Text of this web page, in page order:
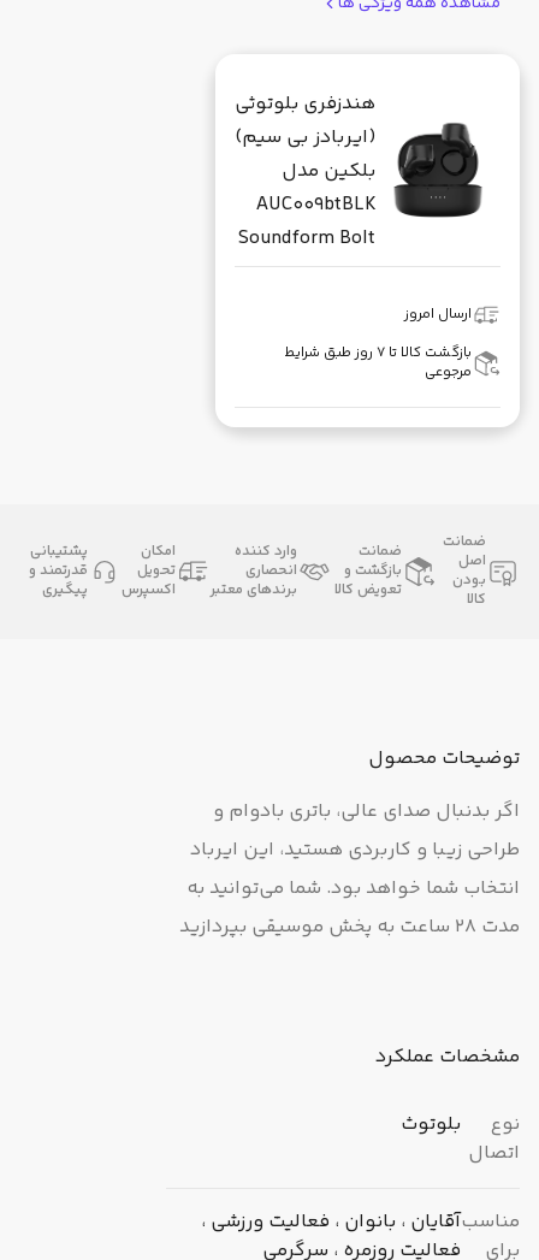
هندزفری بلوتوثی
(ایربادز بی‌ سیم)
بلکین مدل
AUC009btBLK
Soundform Bolt
ارسال امروز
بازگشت کالا تا ۷ روز طبق شرایط
مرجوعی
ضمانت
اصل
بودن
کالا
ضمانت
بازگشت و
تعویض کالا
وارد کننده
انحصاری
برندهای معتبر
امکان
تحویل
اکسپرس
پشتیبانی
قدرتمند و
پیگیری
توضیحات محصول
اگر بدنبال صدای عالی، باتری بادوام و
طراحی زیبا و کاربردی هستید، این ایرباد
انتخاب شما خواهد بود. شما می‌توانید به
مدت 28 ساعت به پخش موسیقی بپردازید
بدون قطع و وصل لذت ببرید. طراحی
و پیوسته از آن را فراهم کرده است.
استفاده در شرایط بارانی جلوگیری می‌کنند.
مشخصات عملکرد
نوع
اتصال
بلوتوث
مناسب
برای
آقایان ، بانوان ، فعالیت ورزشی ،
فعالیت روزمره ، سرگرمی